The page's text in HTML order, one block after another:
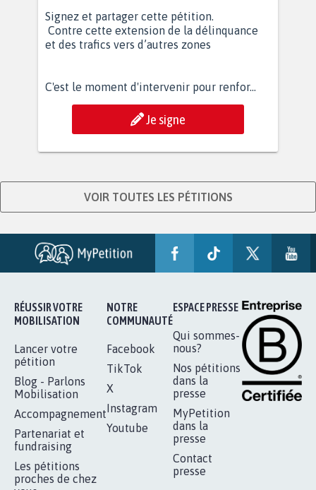
Signez et partager cette pétition.
Contre cette extension de la délinquance
et des trafics vers d’autres zones
C'est le moment d'intervenir pour renfor...
Je signe
VOIR TOUTES LES PÉTITIONS
RÉUSSIR VOTRE
MOBILISATION
Lancer votre
pétition
Blog - Parlons
Mobilisation
Accompagnement
Partenariat et
fundraising
Les pétitions
proches de chez
NOTRE
COMMUNAUTÉ
Facebook
TikTok
X
Instagram
Youtube
ESPACE PRESSE
Qui sommes-
nous?
Nos pétitions
dans la
presse
MyPetition
dans la
presse
Contact
presse